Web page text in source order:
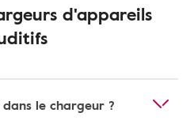
d'appareils
le chargeur ?